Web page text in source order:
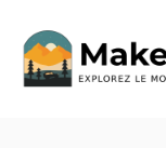
contenu